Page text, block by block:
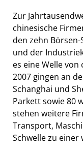
Zur
chinesische
den zehn
und der
es eine Welle
2007 gingen an
Schanghai und
Parkett sowie 80
stehen weitere
Transport,
Schwelle zu